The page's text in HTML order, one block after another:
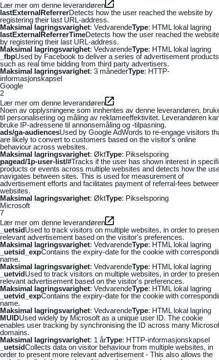
Lær mer om denne leverandøren
lastExternalReferrerDetects how the user reached the website by
registering their last URL-address.
Maksimal lagringsvarighet: VedvarendeType: HTML lokal lagring
lastExternalReferrerTimeDetects how the user reached the website
by registering their last URL-address.
Maksimal lagringsvarighet: VedvarendeType: HTML lokal lagring
_fbpUsed by Facebook to deliver a series of advertisement products
such as real time bidding from third party advertisers.
Maksimal lagringsvarighet: 3 månederType: HTTP-
informasjonskapsel
Google
2
Lær mer om denne leverandøren
Noen av opplysningene som innhentes av denne leverandøren,
til personalisering og måling av reklameeffektivitet. Leverandøren
bruke IP-adressene til annonsemåling og -tilpasning.
ads/ga-audiencesUsed by Google AdWords to re-engage visitors
are likely to convert to customers based on the visitor's online
behaviour across websites.
Maksimal lagringsvarighet: ØktType: Pikselsporing
pagead/1p-user-list/#Tracks if the user has shown interest in
products or events across multiple websites and detects how the
navigates between sites. This is used for measurement of
advertisement efforts and facilitates payment of referral-fees
websites.
Maksimal lagringsvarighet: ØktType: Pikselsporing
Microsoft
7
Lær mer om denne leverandøren
_uetsidUsed to track visitors on multiple websites, in order to
relevant advertisement based on the visitor's preferences.
Maksimal lagringsvarighet: VedvarendeType: HTML lokal lagring
_uetsid_expContains the expiry-date for the cookie with
name.
Maksimal lagringsvarighet: VedvarendeType: HTML lokal lagring
_uetvidUsed to track visitors on multiple websites, in order to
relevant advertisement based on the visitor's preferences.
Maksimal lagringsvarighet: VedvarendeType: HTML lokal lagring
_uetvid_expContains the expiry-date for the cookie with
name.
Maksimal lagringsvarighet: VedvarendeType: HTML lokal lagring
MUIDUsed widely by Microsoft as a unique user ID. The cookie
enables user tracking by synchronising the ID across many
domains.
Maksimal lagringsvarighet: 1 årType: HTTP-informasjonskapsel
_uetsidCollects data on visitor behaviour from multiple websites, in
order to present more relevant advertisement - This also allows the